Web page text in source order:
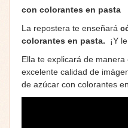
con colorantes en pasta
La repostera te enseñará
colorantes en pasta. ¡Y
Ella te explicará de
excelente calidad de
de azúcar con colorantes